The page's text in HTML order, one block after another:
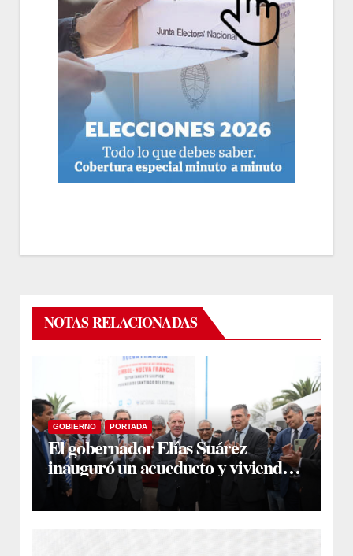
NOTAS RELACIONADAS
GOBIERNO PORTADA
El gobernador Elías Suárez
inauguró un acueducto y viviendas
sociales en El Simbol y Nueva
Francia